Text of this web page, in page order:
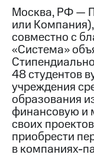
Контакты
Медиа-центр
Пресс-
релизы
МТС
о
Интервью
Москва, РФ —
или
совместно с
«Система»
48 студентов
учреждения
образования
финансовую и
своих
приобрести
в компаниях-